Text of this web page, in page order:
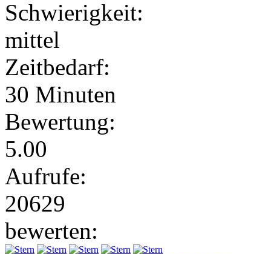
Schwierigkeit:
mittel
Zeitbedarf:
30 Minuten
Bewertung:
5.00
Aufrufe:
20629
bewerten: